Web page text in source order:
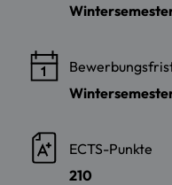
ECTS-Punkte
210